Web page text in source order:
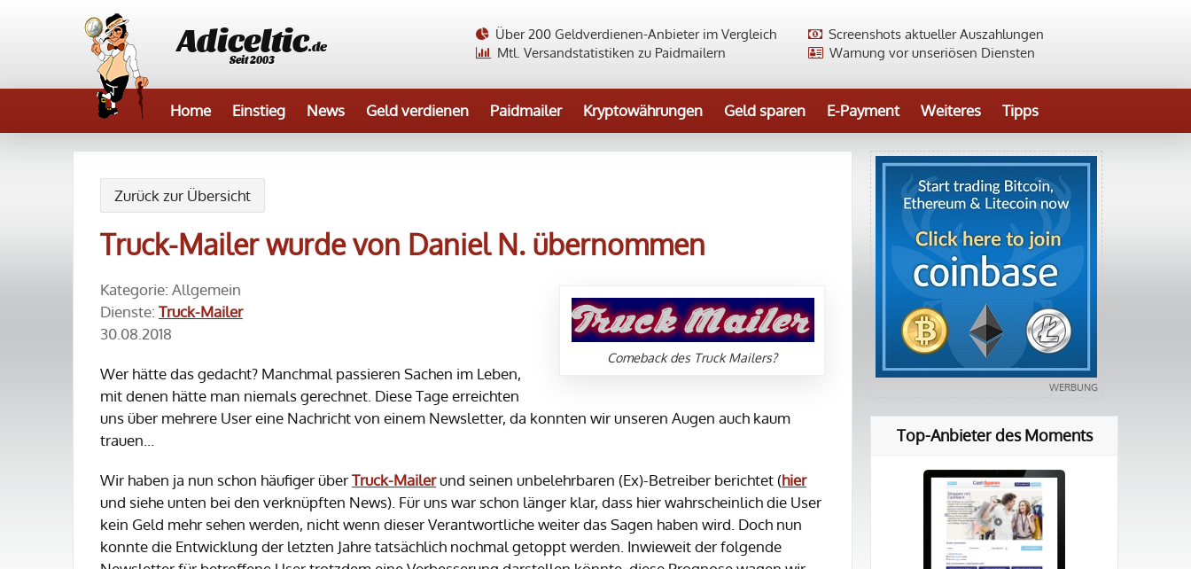
Adiceltic.de
Seit 2003
Screenshots aktueller Auszahlungen
Über 200 Geldverdienen-Anbieter im Vergleich
Warnung vor unseriösen Diensten
Mtl. Versandstatistiken zu Paidmailern
Home Einstieg News Geld verdienen Paidmailer Kryptowährungen Geld sparen E-Payment Weiteres Tipps
Zurück zur Übersicht
Truck-Mailer wurde von Daniel N. übernommen
Comeback des Truck Mailers?
Kategorie: Allgemein
Dienste: Truck-Mailer
30.08.2018
Wer hätte das gedacht? Manchmal passieren Sachen im Leben,
mit denen hätte man niemals gerechnet. Diese Tage erreichten
uns über mehrere User eine Nachricht von einem Newsletter, da konnten wir unseren Augen auch kaum
trauen...
Wir haben ja nun schon häufiger überTruck-Mailerund seinen unbelehrbaren (Ex)-Betreiber berichtet (hier
und siehe unten bei den verknüpften News). Für uns war schon länger klar, dass hier wahrscheinlich die User
kein Geld mehr sehen werden, nicht wenn dieser Verantwortliche weiter das Sagen haben wird. Doch nun
konnte die Entwicklung der letzten Jahre tatsächlich nochmal getoppt werden. Inwieweit der folgende
Top-Anbieter des Moments